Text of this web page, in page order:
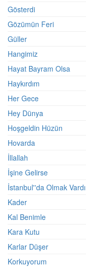
Gösterdi
Gözümün Feri
Güller
Hangimiz
Hayat Bayram Olsa
Haykırdım
Her Gece
Hey Dünya
Hoşgeldin Hüzün
Hovarda
İllallah
İşine Gelirse
İstanbul''da Olmak Vardı
Kader
Kal Benimle
Kara Kutu
Karlar Düşer
Korkuyorum